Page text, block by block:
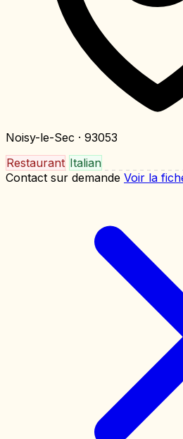
Noisy-le-Sec · 93053
Restaurant Italian
Contact sur demande Voir la